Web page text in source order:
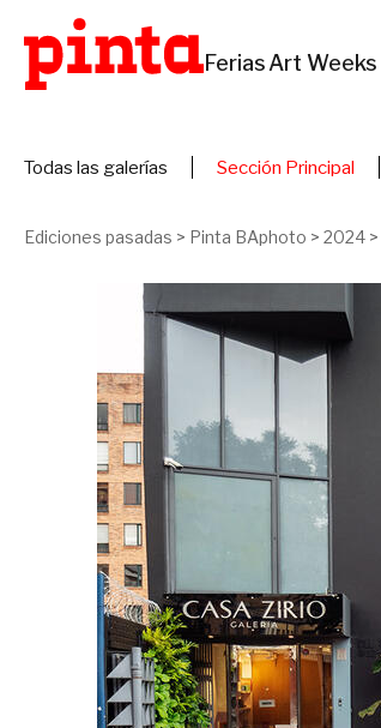
FeriasArt Weeks
Todas las galerías Sección Principal
Ediciones pasadas > Pinta BAphoto > 2024 >